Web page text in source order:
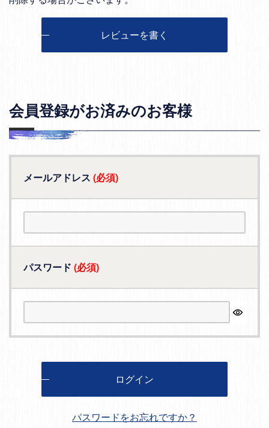
レビューを書く
会員登録がお済みのお客様
メールアドレス (必須)
パスワード (必須)
ログイン
パスワードをお忘れですか？